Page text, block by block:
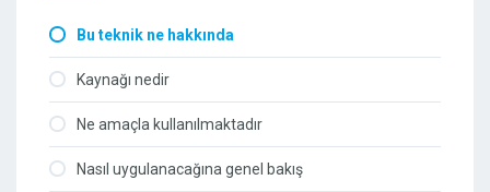
Bu teknik ne hakkında
Kaynağı nedir
Ne amaçla kullanılmaktadır
Nasıl uygulanacağına genel bakış